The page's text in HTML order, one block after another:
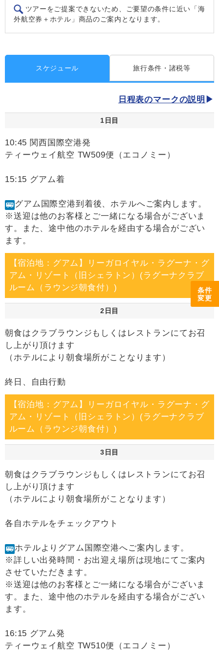
条件
変更
ツアーをご提案できないため、ご要望の条件に近い「海
外航空券＋ホテル」商品のご案内となります。
スケジュール 旅行条件・諸税等
日程表のマークの説明
1日目
10:45 関西国際空港発
ティーウェイ航空 TW509便（エコノミー）
15:15 グアム着
グアム国際空港到着後、ホテルへご案内します。
※送迎は他のお客様とご一緒になる場合がございま
す。また、途中他のホテルを経由する場合がござい
ます。
【宿泊地：グアム】リーガロイヤル・ラグーナ・グ
アム・リゾート（旧シェラトン）(ラグーナクラブ
ルーム（ラウンジ朝食付）)
2日目
朝食はクラブラウンジもしくはレストランにてお召
し上がり頂けます
（ホテルにより朝食場所がことなります）
終日、自由行動
【宿泊地：グアム】リーガロイヤル・ラグーナ・グ
アム・リゾート（旧シェラトン）(ラグーナクラブ
ルーム（ラウンジ朝食付）)
3日目
朝食はクラブラウンジもしくはレストランにてお召
し上がり頂けます
（ホテルにより朝食場所がことなります）
各自ホテルをチェックアウト
ホテルよりグアム国際空港へご案内します。
※詳しい出発時間・お出迎え場所は現地にてご案内
させていただきます。
※送迎は他のお客様とご一緒になる場合がございま
す。また、途中他のホテルを経由する場合がござい
ます。
16:15 グアム発
ティーウェイ航空 TW510便（エコノミー）